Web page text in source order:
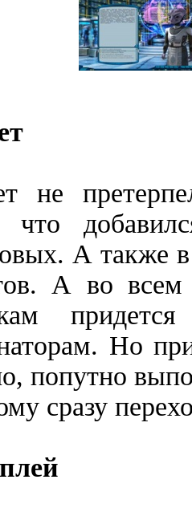
не
что
А также
А во всем
Но
попутно
сразу